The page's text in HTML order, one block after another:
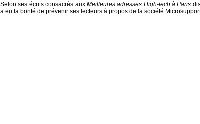
Selon ses écrits consacrés aux Meilleures adresses High-tech à Paris
a eu la bonté de prévenir ses lecteurs à propos de la société